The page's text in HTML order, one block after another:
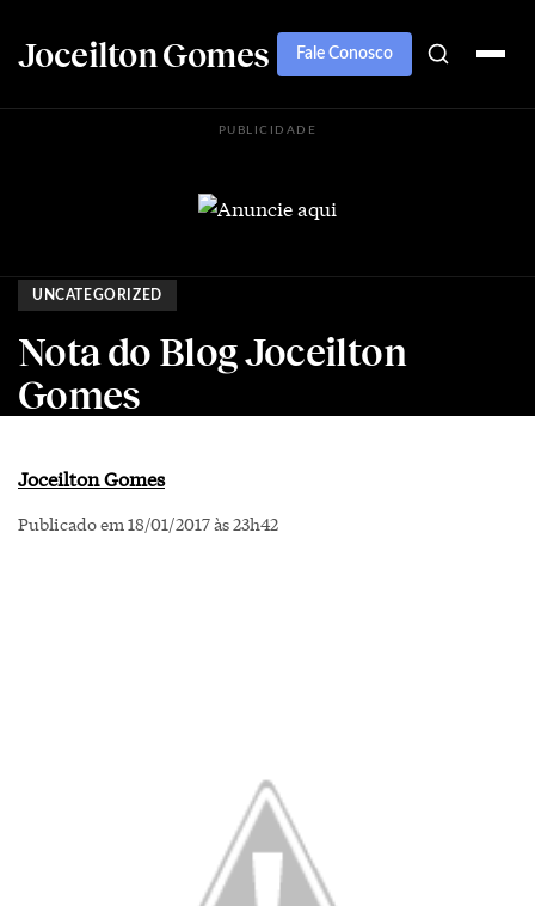
Joceilton Gomes Fale Conosco
PUBLICIDADE
UNCATEGORIZED
Nota do Blog Joceilton
Gomes
Joceilton Gomes
Publicado em 18/01/2017 às 23h42